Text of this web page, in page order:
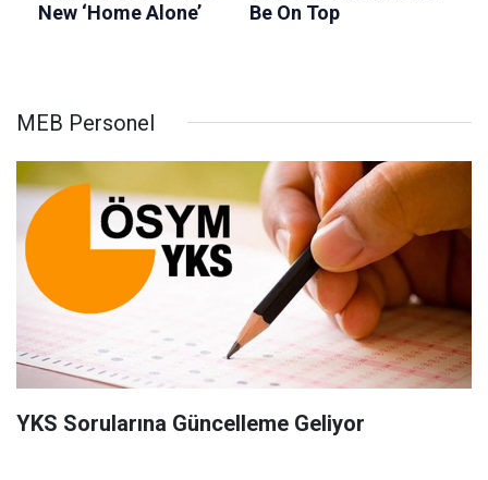
MEB Personel
YKS Sorularına Güncelleme Geliyor